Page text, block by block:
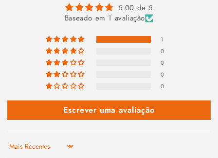
5.00 de 5
Baseado em 1 avaliação
1
0
0
0
0
Escrever uma avaliação
Sort by